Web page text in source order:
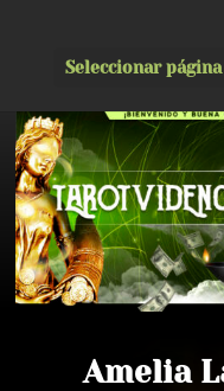
Seleccionar página
Amelia